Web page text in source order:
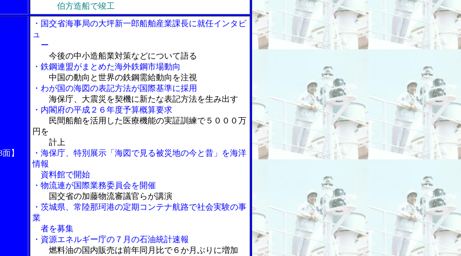
伯方造船で竣工
】
・国交省海事局の大坪新一郎船舶産業課長に就任インタビ
ュ
ー
今後の中小造船業対策などについて語る
・鉄鋼連盟がまとめた海外鉄鋼市場動向
中国の動向と世界の鉄鋼需給動向を注視
・わが国の海図の表記方法が国際基準に採用
海保庁、大震災を契機に新たな表記方法を生み出す
・内閣府の平成２６年度予算概算要求
民間船舶を活用した医療機能の実証訓練で５０００万
円を
計上
・海保庁、特別展示「海図で見る被災地の今と昔」を海洋
情報
資料館で開始
・物流連が国際業務委員会を開催
国交省の加藤物流審議官らが講演
・茨城県、常陸那珂港の定期コンテナ航路で社会実験の事
業
者を募集
・資源エネルギー庁の７月の石油統計速報
燃料油の国内販売は前年同月比で６か月ぶりに増加